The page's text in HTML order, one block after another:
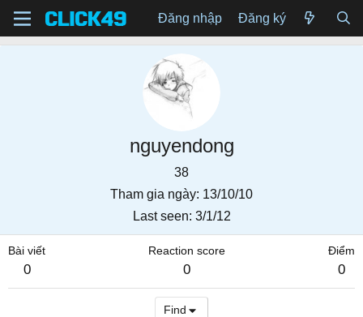
Đăng nhập Đăng ký
nguyendong
38
Tham gia ngày 13/10/10
Last seen 3/1/12
Bài viết
0
Reaction score
0
Điểm
0
Find